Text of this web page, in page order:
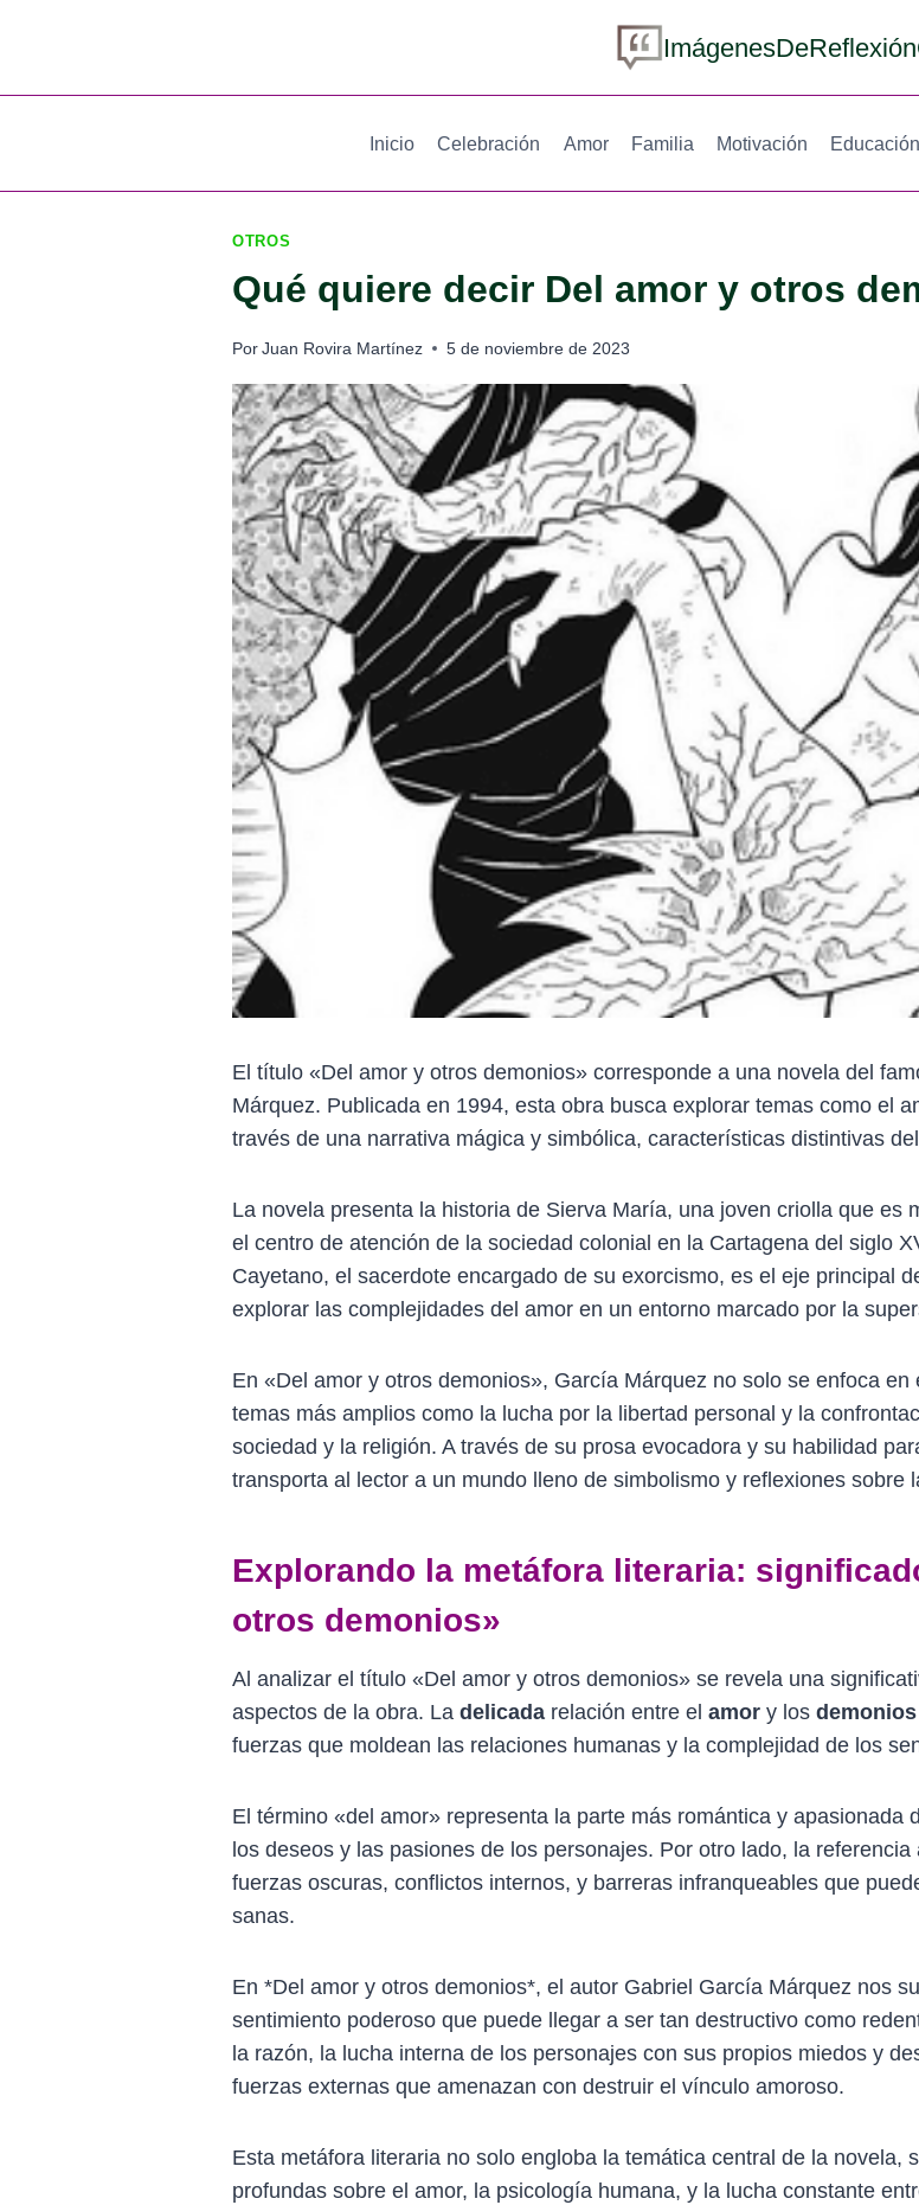
Inicio Celebración Amor Familia Motivación Educación
OTROS
Qué quiere decir Del amor y otros
PorJuan Rovira Martínez 5 de noviembre de 2023
El título «Del amor y otros demonios» corresponde a una novela del
Márquez. Publicada en 1994, esta obra busca explorar temas como el
través de una narrativa mágica y simbólica, características distintivas
La novela presenta la historia de Sierva María, una joven criolla que es
el centro de atención de la sociedad colonial en la Cartagena del siglo
Cayetano, el sacerdote encargado de su exorcismo, es el eje principal
explorar las complejidades del amor en un entorno marcado por la
En «Del amor y otros demonios», García Márquez no solo se enfoca
temas más amplios como la lucha por la libertad personal y la
sociedad y la religión. A través de su prosa evocadora y su habilidad
transporta al lector a un mundo lleno de simbolismo y reflexiones sobre
Explorando la metáfora literaria:
otros demonios»
Al analizar el título «Del amor y otros demonios» se revela una
aspectos de la obra. La delicada relación entre el amor y los demonios
fuerzas que moldean las relaciones humanas y la complejidad de los
El término «del amor» representa la parte más romántica y apasionada
los deseos y las pasiones de los personajes. Por otro lado, la
fuerzas oscuras, conflictos internos, y barreras infranqueables que
sanas.
En *Del amor y otros demonios*, el autor Gabriel García Márquez nos
sentimiento poderoso que puede llegar a ser tan destructivo como
la razón, la lucha interna de los personajes con sus propios miedos y
fuerzas externas que amenazan con destruir el vínculo amoroso.
Esta metáfora literaria no solo engloba la temática central de la novela,
profundas sobre el amor, la psicología humana, y la lucha constante